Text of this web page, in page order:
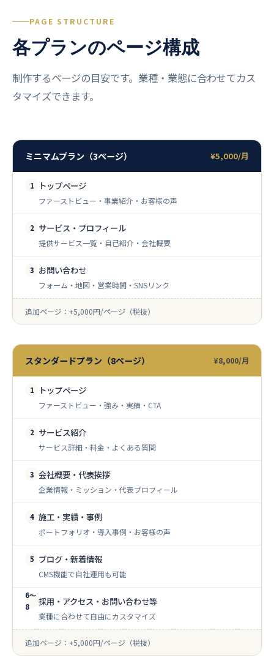
PAGE STRUCTURE
各プランのページ構成
制作するページの目安です。業種・業態に合わせてカス
タマイズできます。
ミニマムプラン（3ページ） ¥5,000/月
1 トップページ
ファーストビュー・事業紹介・お客様の声
2 サービス・プロフィール
提供サービス一覧・自己紹介・会社概要
3 お問い合わせ
フォーム・地図・営業時間・SNSリンク
追加ページ：+5,000円/ページ（税抜）
スタンダードプラン（8ページ） ¥8,000/月
1 トップページ
ファーストビュー・強み・実績・CTA
2 サービス紹介
サービス詳細・料金・よくある質問
3 会社概要・代表挨拶
企業情報・ミッション・代表プロフィール
4 施工・実績・事例
ポートフォリオ・導入事例・お客様の声
5 ブログ・新着情報
CMS機能で自社運用も可能
6〜
8
採用・アクセス・お問い合わせ等
業種に合わせて自由にカスタマイズ
追加ページ：+5,000円/ページ（税抜）